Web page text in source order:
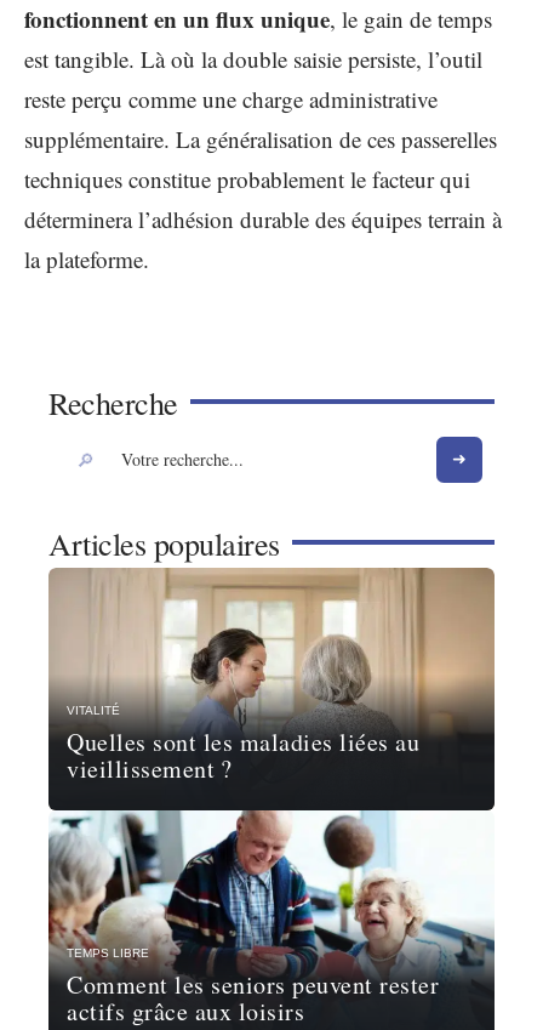
fonctionnent en un flux unique, le gain de temps
est tangible. Là où la double saisie persiste, l’outil
reste perçu comme une charge administrative
supplémentaire. La généralisation de ces passerelles
techniques constitue probablement le facteur qui
déterminera l’adhésion durable des équipes terrain à
la plateforme.
Recherche
Articles populaires
VITALITÉ
Quelles sont les maladies liées au
vieillissement ?
TEMPS LIBRE
Comment les seniors peuvent rester
actifs grâce aux loisirs